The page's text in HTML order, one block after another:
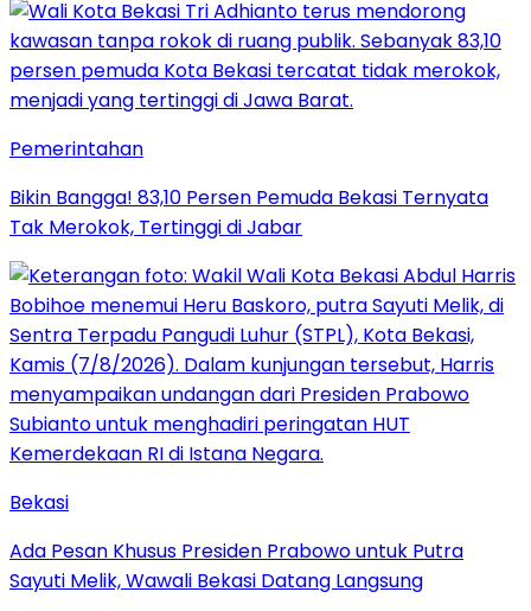
Pemerintahan
Bikin Bangga! 83,10 Persen Pemuda Bekasi Ternyata
Tak Merokok, Tertinggi di Jabar
Bekasi
Ada Pesan Khusus Presiden Prabowo untuk Putra
Sayuti Melik, Wawali Bekasi Datang Langsung